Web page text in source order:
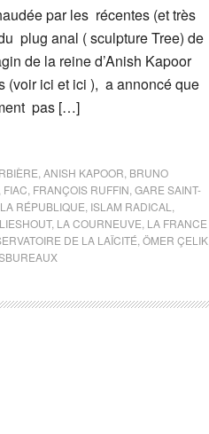
par les récentes (et très
plug anal ( sculpture Tree) de
de la reine d’Anish Kapoor
(voir ici et ici ), a annoncé que
pas […]
ANISH KAPOOR BRUNO
FIAC FRANÇOIS RUFFIN GARE SAINT-
RÉPUBLIQUE ISLAM RADICAL
, LA COURNEUVE LA FRANCE
DE LA LAÏCITÉ ÖMER ÇELIK